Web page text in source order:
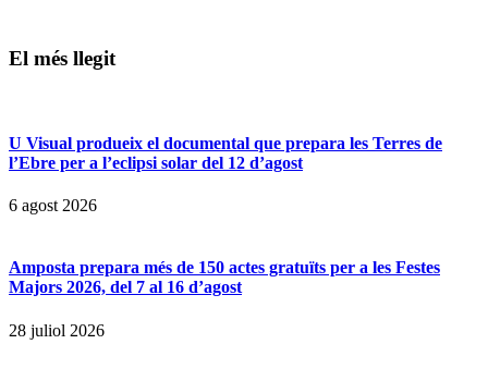
El més llegit
U Visual produeix el documental que prepara les Terres de
l’Ebre per a l’eclipsi solar del 12 d’agost
6 agost 2026
Amposta prepara més de 150 actes gratuïts per a les Festes
Majors 2026, del 7 al 16 d’agost
28 juliol 2026